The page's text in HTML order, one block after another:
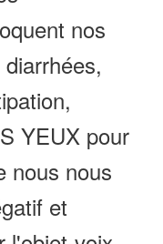
nos
YEUX pour
nous nous
et